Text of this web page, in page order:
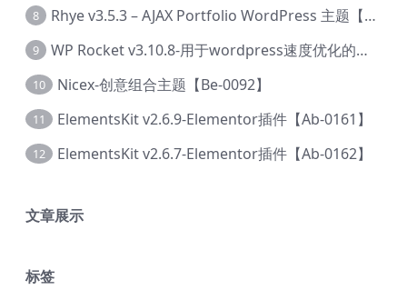
8 Rhye v3.5.3 – AJAX Portfolio WordPress 主题【Bi-0049】
9 WP Rocket v3.10.8-用于wordpress速度优化的缓存加速插件【Cd-0019】
10 Nicex-创意组合主题【Be-0092】
11 ElementsKit v2.6.9-Elementor插件【Ab-0161】
12 ElementsKit v2.6.7-Elementor插件【Ab-0162】
文章展示
标签